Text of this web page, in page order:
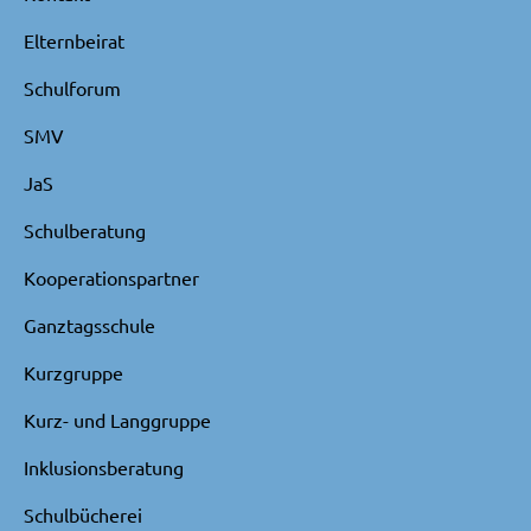
Elternbeirat
Schulforum
SMV
JaS
Schulberatung
Kooperationspartner
Ganztagsschule
Kurzgruppe
Kurz- und Langgruppe
Inklusionsberatung
Schulbücherei